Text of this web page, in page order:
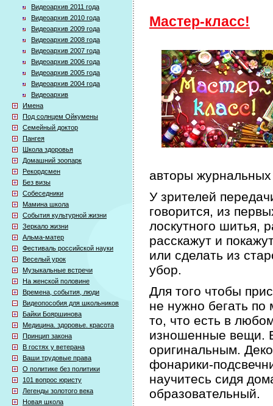
Видеоархив 2011 года
Видеоархив 2010 года
Видеоархив 2009 года
Видеоархив 2008 года
Видеоархив 2007 года
Видеоархив 2006 года
Видеоархив 2005 года
Видеоархив 2004 года
Видеоархив
Имена
Под солнцем Ойкумены
Семейный доктор
Пангея
Школа здоровья
Домашний зоопарк
Рекордсмен
Без визы
Собеседники
Мамина школа
События культурной жизни
Зеркало жизни
Альма-матер
Фестиваль российской науки
Веселый урок
Музыкальные встречи
На женской половине
Времена, события, люди
Видеопособия для школьников
Байки Бояршинова
Медицина. здоровье. красота
Принцип закона
В гостях у ветерана
Ваши трудовые права
О политике без политики
101 вопрос юристу
Легенды золотого века
Новая школа
Мастер-класс!
авторы журнальных
У зрителей
говорится, из
лоскутного шитья,
расскажут и
или сделать из
убор.
Для того чтобы
не нужно бегать по
то, что есть в
изношенные вещи.
оригинальным.
фонарики-
научитесь сидя
образовательный.